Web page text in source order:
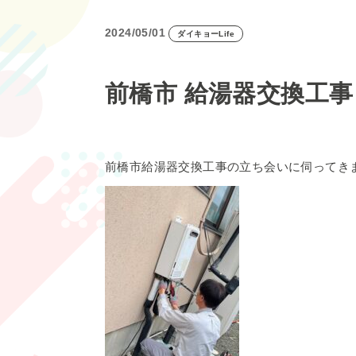
2024/05/01 ダイキョーLife
前橋市 給湯器交換工事
前橋市給湯器交換工事の立ち会いに伺ってき